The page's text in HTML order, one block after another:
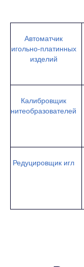
Автоматчик
игольно-платинных
изделий
Калибровщик
нитеобразователей
Редуцировщик игл